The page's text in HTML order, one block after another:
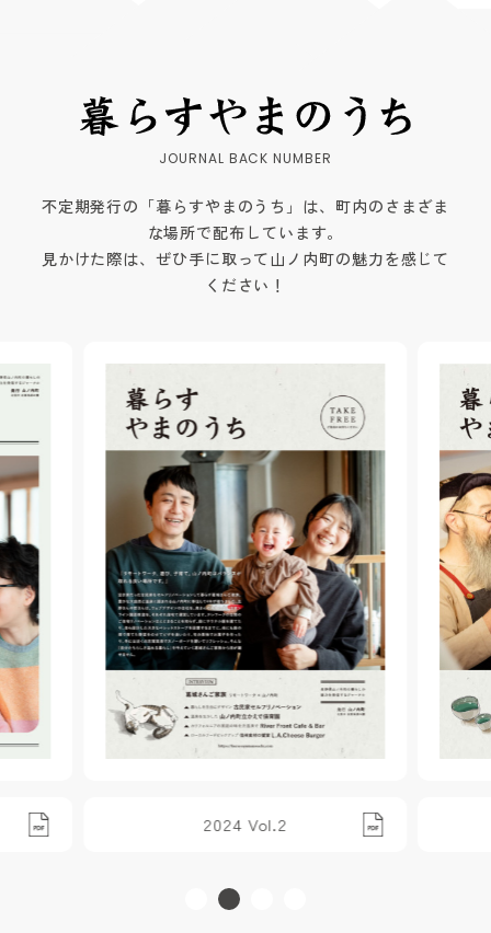
不定期発行の「暮らすやまのうち」は、町内のさまざま
な場所で配布しています。
見かけた際は、ぜひ手に取って山ノ内町の魅力を感じて
ください！
2024 Vol.2